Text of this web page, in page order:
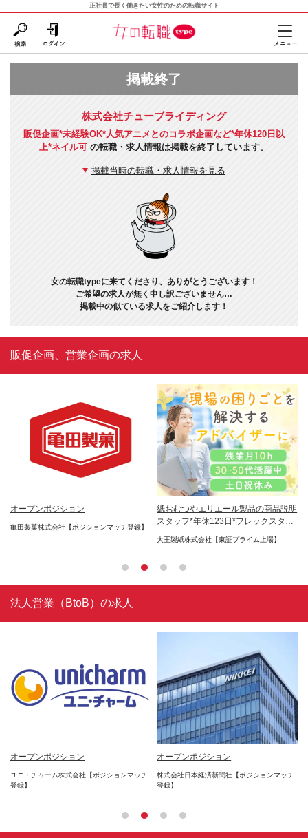
正社員で長く働きたい女性のための転職サイト
掲載終了
株式会社チューブライディング
販促企画*未経験OK*人気アニメとのコラボ企画など*年休120日以
上*ネイル可 の転職・求人情報は掲載を終了しています。
掲載当時の転職・求人情報を見る
女の転職typeに来てくださり、ありがとうございます！
ご希望の求人が無く申し訳ございません…
掲載中の似ている求人をご紹介します！
販促企画、営業企画の求人
オープンポジション
亀田製菓株式会社【ポジションマッチ登録】
紙おむつやエリエール製品の商品説明
スタッフ*年休123日*フレックスタイ
大王製紙株式会社【東証プライム上場】
法人営業（BtoB）の求人
オープンポジション
ユニ・チャーム株式会社【ポジションマッチ
登録】
オープンポジション
株式会社日本経済新聞社【ポジションマッチ
登録】